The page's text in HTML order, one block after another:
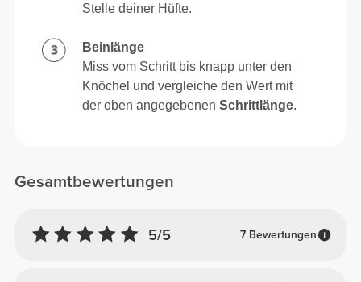
Gesamtbewertungen
5/5 7 Bewertungen
Stelle deiner Hüfte.
Beinlänge
Miss vom Schritt bis knapp unter den
Knöchel und vergleiche den Wert mit
der oben angegebenenSchrittlänge.